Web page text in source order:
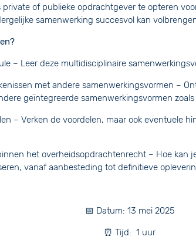
private of publieke opdrachtgever te opteren
samenwerking succesvol kan
– Leer deze multidisciplinaire
met andere samenwerkingsvormen –
geïntegreerde samenwerkingsvormen zoals
– Verken de voordelen, maar ook eventuele
het overheidsopdrachtenrecht – Hoe kan
vanaf aanbesteding tot definitieve
📅 Datum: 13 mei 2025
⏰ Tijd: 1 uur